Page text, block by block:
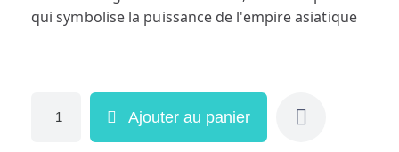
qui symbolise la puissance de l'empire asiatique
Ajouter au panier